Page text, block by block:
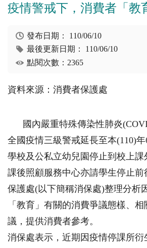
疫情警戒下，消費者「教
發布日期： 110/06/10
最後更新日期： 110/06/10
點閱次數：2365
資料來源：消費者保護處
國內嚴重特殊傳染性肺炎
全國疫情三級警戒延長至本(110)
學校及公私立幼兒園停止到校上
課後照顧服務中心亦請學生停止
保護處(以下簡稱消保處)整理分析
「教育」有關的消費爭議態樣、
議，提供消費者參考。
消保處表示，近期因疫情停課所衍